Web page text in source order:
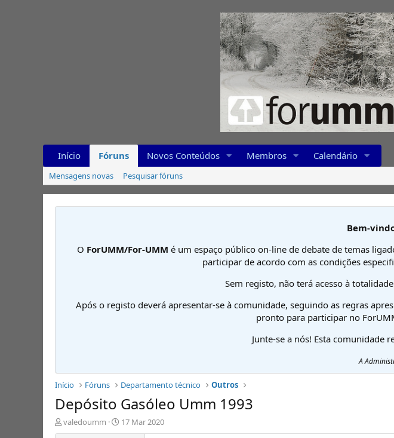
Início Fóruns Novos Conteúdos Membros Calendário
Mensagens novas Pesquisar fóruns
Bem-
O ForUMM/For-UMM é um espaço público on-line de debate de temas
participar de acordo com as condições
Sem registo, não terá acesso à
Após o registo deverá apresentar-se à comunidade, seguindo as regras
pronto para participar no
Junte-se a nós! Esta comunidade
A
Início Fóruns Departamento técnico Outros
Depósito Gasóleo Umm 1993
I
n
valedoumm
D
a
17 Mar 2020